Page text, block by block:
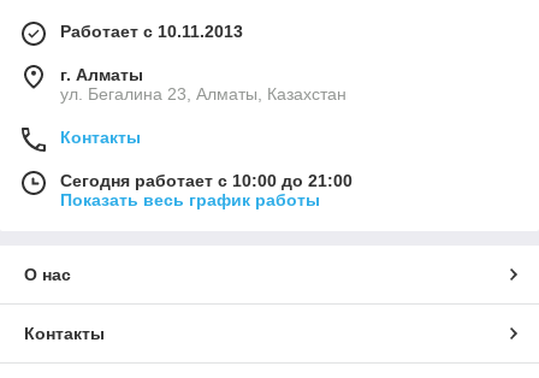
Работает с 10.11.2013
г. Алматы
ул. Бегалина 23, Алматы, Казахстан
Контакты
Сегодня работает с 10:00 до 21:00
Показать весь график работы
О нас
Контакты